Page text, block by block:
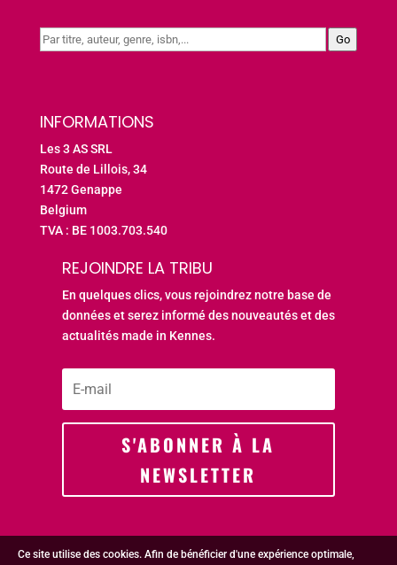
Go
INFORMATIONS
Les 3 AS SRL
Route de Lillois, 34
1472 Genappe
Belgium
TVA : BE 1003.703.540
REJOINDRE LA TRIBU
En quelques clics, vous rejoindrez notre base de
données et serez informé des nouveautés et des
actualités made in Kennes.
S'ABONNER À LA
NEWSLETTER
Ce site utilise des cookies. Afin de bénéficier d'une expérience optimale,